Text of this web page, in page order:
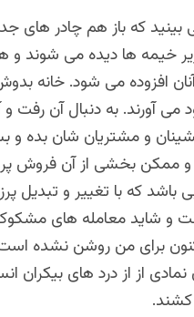
بینید که باز هم چادر های
خیمه ها دیده می شوند و
افزوده می شود. خانه
می آورند. به دنبال آن
و مشتریان شان بده و
ممکن بخشی از آن فروش
باشد که با تغییر و تبدیل
و شاید معامله های
برای من روشن نشده
نمادی از از درد های
کشند.